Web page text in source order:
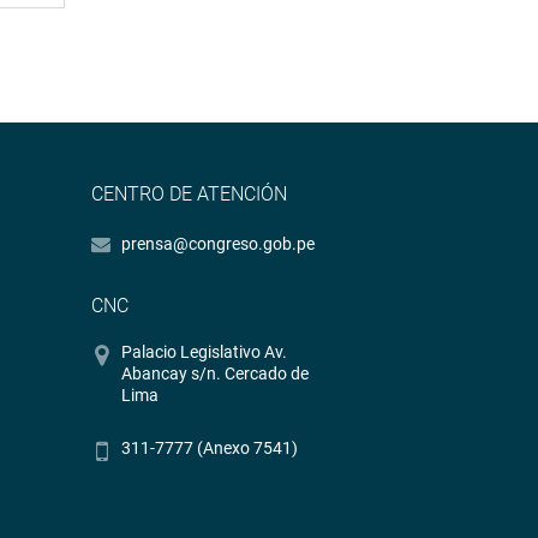
CENTRO DE ATENCIÓN
prensa@congreso.gob.pe
CNC
Palacio Legislativo Av.
Abancay s/n. Cercado de
Lima
311-7777 (Anexo 7541)